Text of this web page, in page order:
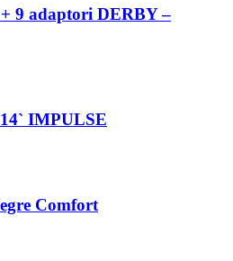
9 adaptori DERBY –
IMPULSE
Comfort